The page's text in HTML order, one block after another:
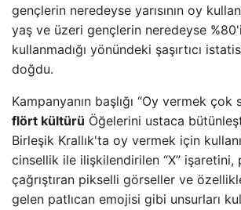
gençlerin neredeyse yarısının oy
yaş ve üzeri gençlerin neredeyse
kullanmadığı yönündeki şaşırtıcı
doğdu.
Kampanyanın başlığı “Oy vermek çok
flört kültürü Öğelerini ustaca
Birleşik Krallık'ta oy vermek için
cinsellik ile ilişkilendirilen “X”
çağrıştıran pikselli görseller ve
gelen patlıcan emojisi gibi unsurları